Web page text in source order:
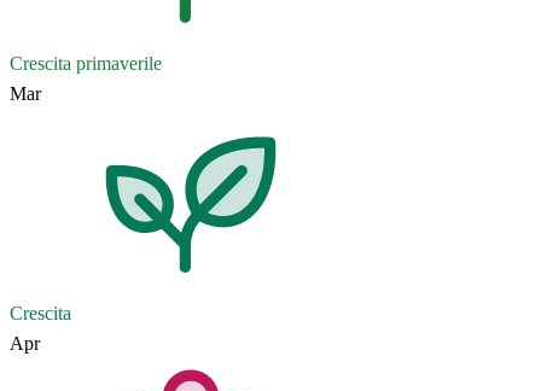
Crescita primaverile
Mar
Crescita
Apr